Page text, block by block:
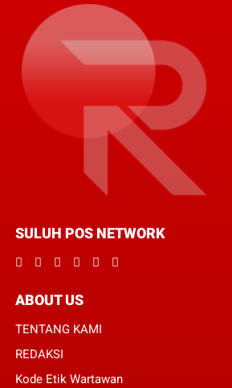
SULUH POS NETWORK
ABOUT US
TENTANG KAMI
REDAKSI
Kode Etik Wartawan